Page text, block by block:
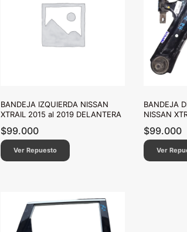
BANDEJA IZQUIERDA NISSAN
XTRAIL 2015 al 2019 DELANTERA
$99.000
Ver Repuesto
BANDEJA
NISSAN
$99.000
Ver